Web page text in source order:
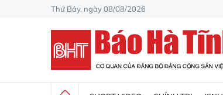
Thứ Bảy, ngày 08/08/2026